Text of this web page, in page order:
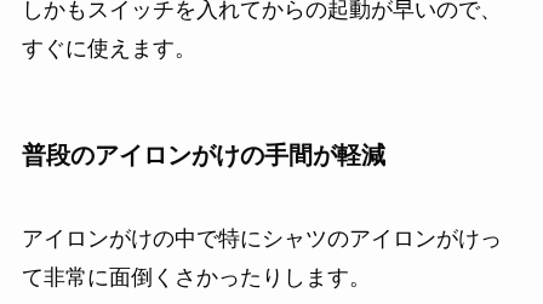
しかもスイッチを入れてからの起動が早いので、
すぐに使えます。
普段のアイロンがけの手間が軽減
アイロンがけの中で特にシャツのアイロンがけっ
て非常に面倒くさかったりします。